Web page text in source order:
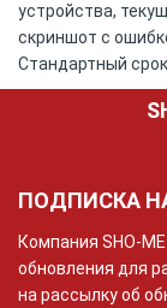
устройства,
скриншот с
Стандартный
ПОДПИСКА
Компания SHO-
обновления для
на рассылку об